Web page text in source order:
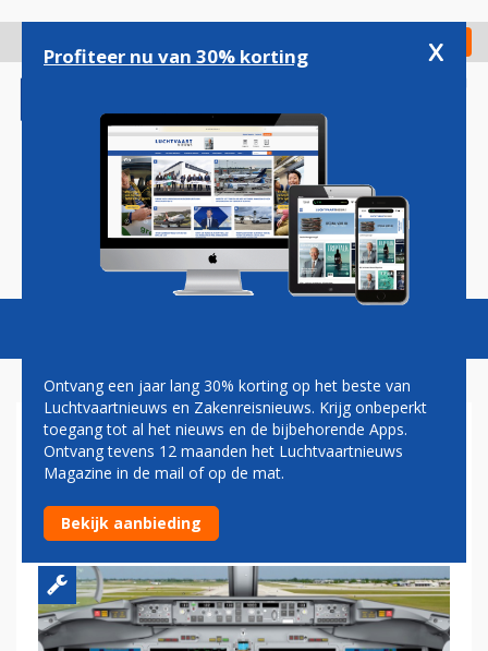
gaan
Check in
Magazine Podcasts Vacatures
BOEING MAG VOOR HET
EERST IN 20 MAANDEN WEER
EEN 737 MAX LEVEREN
Profiteer nu van 30% korting x
Ontvang een jaar lang 30% korting op het beste van
Luchtvaartnieuws en Zakenreisnieuws. Krijg onbeperkt
toegang tot al het nieuws en de bijbehorende Apps.
Ontvang tevens 12 maanden het Luchtvaartnieuws
Magazine in de mail of op de mat.
Bekijk aanbieding